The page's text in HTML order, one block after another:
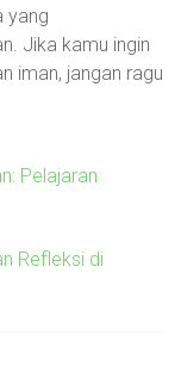
yang
Jika kamu ingin
iman, jangan ragu
Pelajaran
Refleksi di